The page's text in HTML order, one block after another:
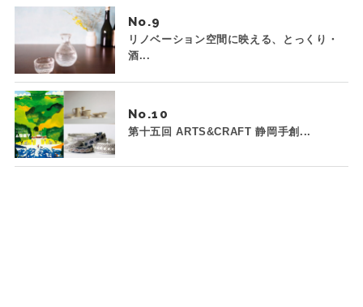
No.
リノベーション空間に映える、とっくり・
酒...
No.
第十五回 ARTS&CRAFT 静岡手創...